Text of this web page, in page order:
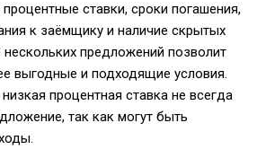
ставки, сроки погашения,
к заёмщику и наличие скрытых
предложений позволит
выгодные и подходящие условия.
процентная ставка не всегда
так как могут быть